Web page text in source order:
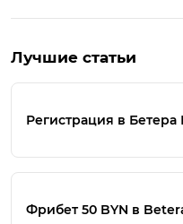
Лучшие статьи
Регистрация в Бетера
Фрибет 50 BYN в